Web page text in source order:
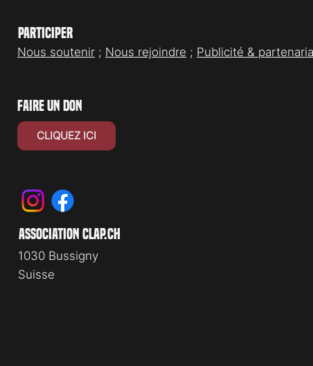
Participer
Nous soutenir ; Nous rejoindre ; Publicité &
faire un don
CLIQUEZ ICI
association clap.ch
1030 Bussigny
Suisse